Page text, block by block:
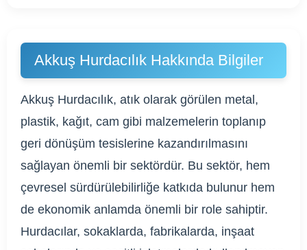
Akkuş Hurdacılık Hakkında Bilgiler
Akkuş Hurdacılık, atık olarak görülen metal,
plastik, kağıt, cam gibi malzemelerin toplanıp
geri dönüşüm tesislerine kazandırılmasını
sağlayan önemli bir sektördür. Bu sektör, hem
çevresel sürdürülebilirliğe katkıda bulunur hem
de ekonomik anlamda önemli bir role sahiptir.
Hurdacılar, sokaklarda, fabrikalarda, inşaat